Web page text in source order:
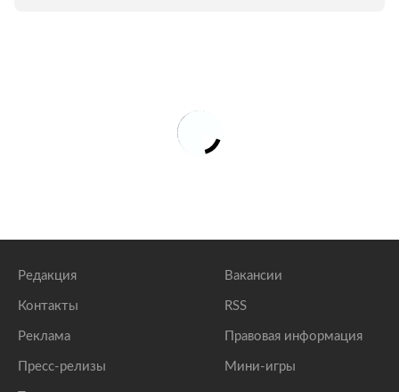
Редакция
Контакты
Реклама
Пресс-релизы
Вакансии
RSS
Правовая информация
Мини-игры